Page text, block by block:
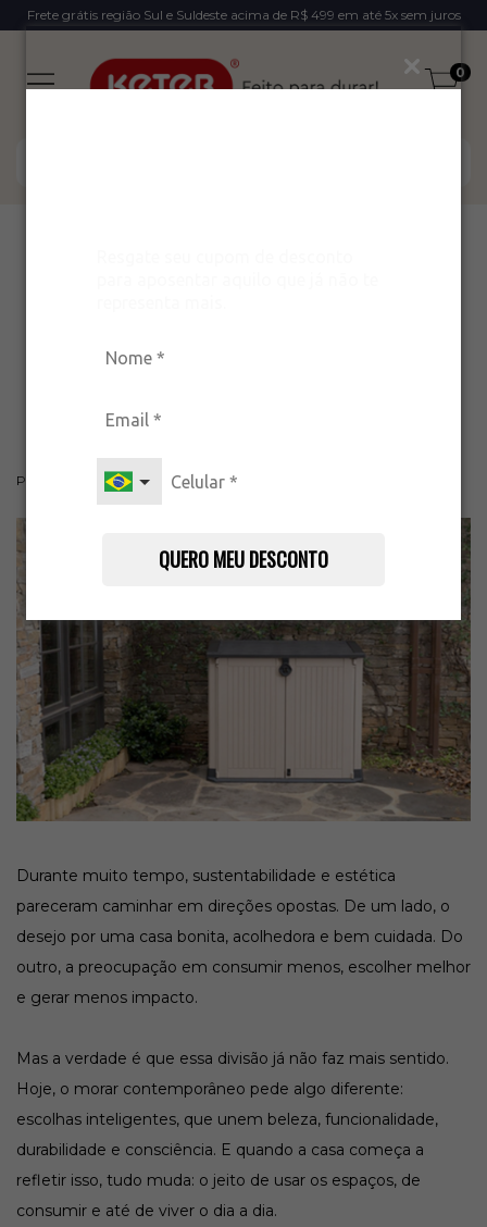
QUERO MEU DESCONTO
Frete grátis região Sul e Suldeste acima de R$ 499 em até 5x sem juros
0
pode ser sustentável: um
Publicado em 13/01/2026 por Marketing Keter Brasil Mark
Durante muito tempo, sustentabilidade e estética
pareceram caminhar em direções opostas. De um lado, o
desejo por uma casa bonita, acolhedora e bem cuidada. Do
outro, a preocupação em consumir menos, escolher melhor
e gerar menos impacto.
Mas a verdade é que essa divisão já não faz mais sentido.
Hoje, o morar contemporâneo pede algo diferente:
escolhas inteligentes, que unem beleza, funcionalidade,
durabilidade e consciência. E quando a casa começa a
refletir isso, tudo muda: o jeito de usar os espaços, de
consumir e até de viver o dia a dia.